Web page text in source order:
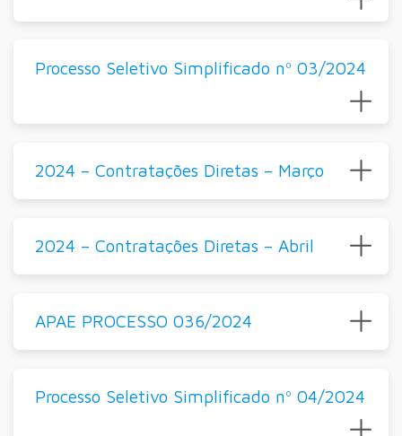
Processo Seletivo Simplificado nº 03/2024
2024 – Contratações Diretas – Março
2024 – Contratações Diretas – Abril
APAE PROCESSO 036/2024
Processo Seletivo Simplificado nº 04/2024